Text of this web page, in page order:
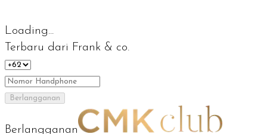
Loading...
Terbaru dari Frank & co.
Berlangganan
Berlangganan